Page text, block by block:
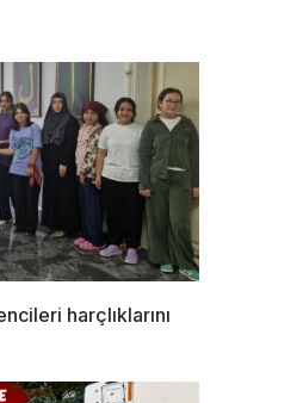
harçlıklarını